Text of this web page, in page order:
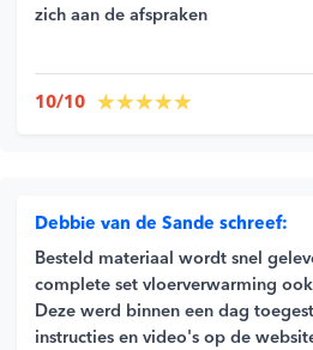
zich aan de afspraken
10/10
Debbie van de Sande schreef:
Besteld materiaal wordt snel
complete set vloerverwarming
Deze werd binnen een dag
instructies en video's op de